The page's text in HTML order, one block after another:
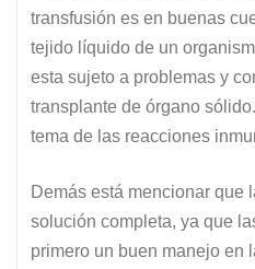
transfusión es en buenas
tejido líquido de un
esta sujeto a problemas y
transplante de órgano
tema de las reacciones
Demás está mencionar que
solución completa, ya que
primero un buen manejo en